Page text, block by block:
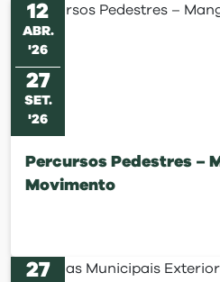
12
ABR.
'26
27
SET.
'26
Percursos Pedestres –
Movimento
27